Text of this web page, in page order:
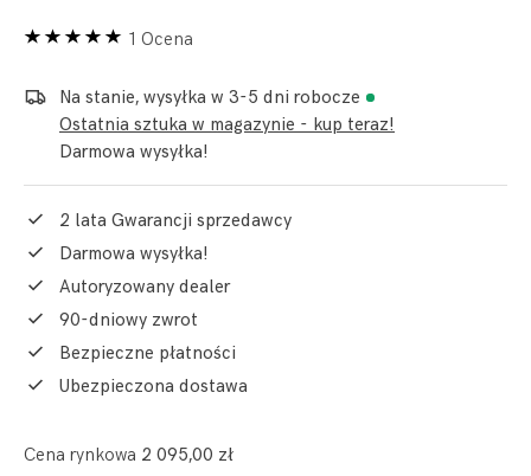
1 Ocena
Na stanie, wysyłka w 3-5 dni robocze
Ostatnia sztuka w magazynie - kup teraz!
Darmowa wysyłka!
2 lata Gwarancji sprzedawcy
Darmowa wysyłka!
Autoryzowany dealer
90-dniowy zwrot
Bezpieczne płatności
Ubezpieczona dostawa
Cena rynkowa 2 095,00 zł